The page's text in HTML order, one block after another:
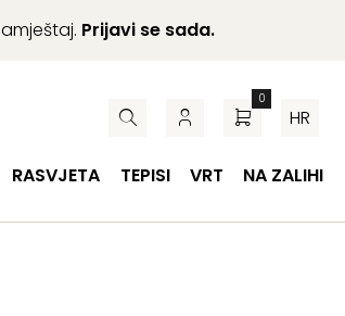
Prijavi se sada.
0
HR
RASVJETA TEPISI VRT NA ZALIHI